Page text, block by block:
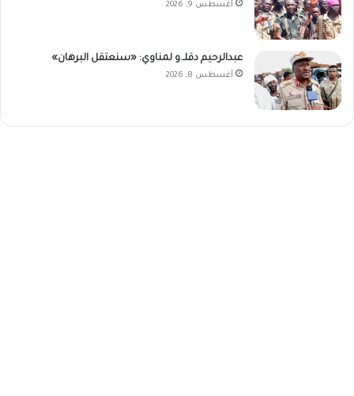
أغسطس 9, 2026
عبدالرحيم دقلـ.و لمناوي: «سنعتقل البرهان»
أغسطس 8, 2026